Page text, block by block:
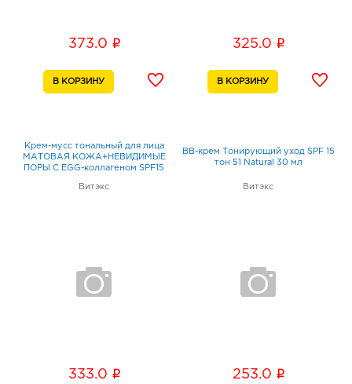
373.0 i 325.0 i
Крем-мусс тональный для лица
МАТОВАЯ КОЖА+НЕВИДИМЫЕ
ПОРЫ С EGG-коллагеном SPF15
Витэкс
333.0 i
BB-крем Тонирующий уход SPF 15
тон 51 Natural 30 мл
Витэкс
253.0 i